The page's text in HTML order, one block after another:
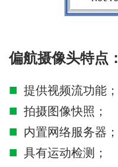
偏航摄像头特点：
提供视频流功能；
拍摄图像快照；
内置网络服务器；
具有运动检测；